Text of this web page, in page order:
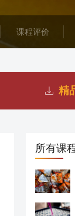
课程评价
精
所有课